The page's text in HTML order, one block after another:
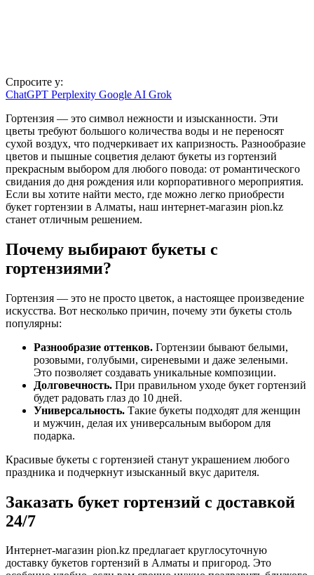
Спросите у:
ChatGPT Perplexity Google AI Grok
Гортензия — это символ нежности и изысканности. Эти
цветы требуют большого количества воды и не переносят
сухой воздух, что подчеркивает их капризность. Разнообразие
цветов и пышные соцветия делают букеты из гортензий
прекрасным выбором для любого повода: от романтического
свидания до дня рождения или корпоративного мероприятия.
Если вы хотите найти место, где можно легко приобрести
букет гортензии в Алматы, наш интернет-магазин pion.kz
станет отличным решением.
Почему выбирают букеты с
гортензиями?
Гортензия — это не просто цветок, а настоящее произведение
искусства. Вот несколько причин, почему эти букеты столь
популярны:
Разнообразие оттенков. Гортензии бывают белыми,
розовыми, голубыми, сиреневыми и даже зелеными.
Это позволяет создавать уникальные композиции.
Долговечность. При правильном уходе букет гортензий
будет радовать глаз до 10 дней.
Универсальность. Такие букеты подходят для женщин
и мужчин, делая их универсальным выбором для
подарка.
Красивые букеты с гортензией станут украшением любого
праздника и подчеркнут изысканный вкус дарителя.
Заказать букет гортензий с доставкой
24/7
Интернет-магазин pion.kz предлагает круглосуточную
доставку букетов гортензий в Алматы и пригород. Это